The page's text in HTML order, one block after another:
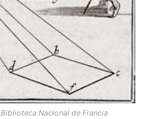
Nacional de Francia